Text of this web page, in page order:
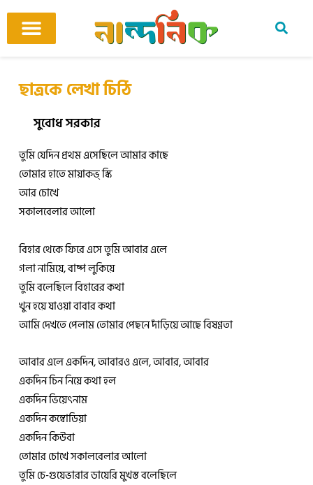
content
ছাত্রকে লেখা চিঠি
সুবোধ সরকার
তুমি যেদিন প্রথম এসেছিলে আমার কাছে
তোমার হাতে মায়াকভ্ স্কি
আর চোখে
সকালবেলার আলো
বিহার থেকে ফিরে এসে তুমি আবার এলে
গলা নামিয়ে, বাষ্প লুকিয়ে
তুমি বলেছিলে বিহারের কথা
খুন হয়ে যাওয়া বাবার কথা
আমি দেখতে পেলাম তোমার পেছনে দাঁড়িয়ে আছে বিষণ্ণতা
আবার এলে একদিন, আবারও এলে, আবার, আবার
একদিন চিন নিয়ে কথা হল
একদিন ভিয়েৎনাম
একদিন কম্বোডিয়া
একদিন কিউবা
তোমার চোখে সকালবেলার আলো
তুমি চে-গুয়েভারার ডায়েরি মুখস্ত বলেছিলে